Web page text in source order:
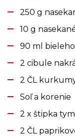
250 g
10 g
90 ml
2 cibule
2 ČL
Soľ a korenie
2 x štipka
2 ČL